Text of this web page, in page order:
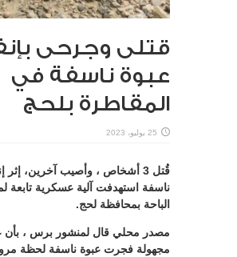
قتلى وجرحى
عبوة ناسفة في
المقاطرة بلحج
25 يوليو، 2023
قُتل 3 أشخاص ، وأصيب آخرين، إثر
ناسفة استهدفت آلية عسكرية تابعة
الباحة بمحافظة لحج.
مصدر محلي قال لمنشور برس ، بأن
مجهولة فجرت عبوة ناسفة لحظة